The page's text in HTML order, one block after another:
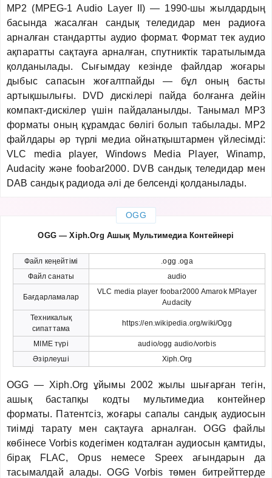
MP2 (MPEG-1 Audio Layer II) — 1990-шы жылдардың
басында жасалған сандық теледидар мен радиоға
арналған стандартты аудио формат. Формат тек аудио
ақпаратты сақтауға арналған, спутниктік таратылымда
қолданылады. Сығымдау кезінде файлдар жоғары
дыбыс сапасын жоғалтпайды — бұл оның басты
артықшылығы. DVD дискілері пайда болғанға дейін
компакт-дискілер үшін пайдаланылды. Танымал MP3
форматы оның құрамдас бөлігі болып табылады. MP2
файлдары әр түрлі медиа ойнатқыштармен үйлесімді:
VLC media player, Windows Media Player, Winamp,
Audacity және foobar2000. DVB сандық теледидар мен
DAB сандық радиода әлі де белсенді қолданылады.
OGG
OGG — Xiph.Org Ашық Мультимедиа Контейнері
Файл кеңейтімі
.ogg .oga
Файл санаты
audio
Бағдарламалар
VLC media player foobar2000 Amarok MPlayer
Audacity
Техникалық
сипаттама
https://en.wikipedia.org/wiki/Ogg
MIME түрі
audio/ogg audio/vorbis
Әзірлеуші
Xiph.Org
OGG — Xiph.Org ұйымы 2002 жылы шығарған тегін,
ашық бастапқы кодты мультимедиа контейнер
форматы. Патентсіз, жоғары сапалы сандық аудиосын
тиімді тарату мен сақтауға арналған. OGG файлы
көбінесе Vorbis кодегімен кодталған аудиосын қамтиды,
бірақ FLAC, Opus немесе Speex ағындарын да
тасымалдай алады. OGG Vorbis төмен битрейттерде